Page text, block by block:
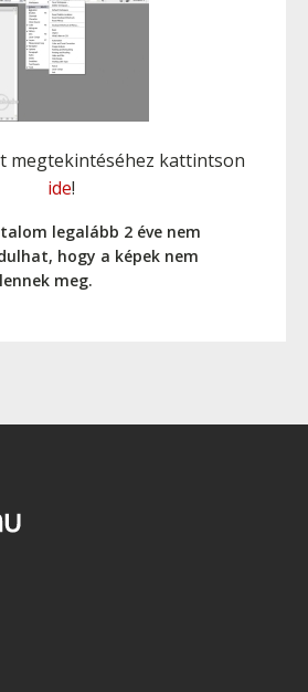
megtekintéséhez kattintson
ide!
legalább 2 éve nem
hogy a képek nem
meg.